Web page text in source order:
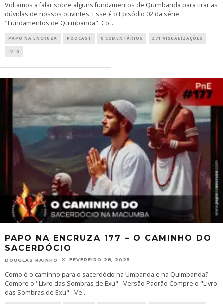
Voltamos a falar sobre alguns fundamentos de Quimbanda para tirar as
dúvidas de nossos ouvintes. Esse é o Episódio 02 da série
"Fundamentos de Quimbanda". Co...
PAPO NA ENCRUZA PODCAST 0 COMENTÁRIOS 371 VISUALIZAÇÕES
0
PAPO NA ENCRUZA 177 – O CAMINHO DO
SACERDÓCIO
DOUGLAS RAINHO FEVEREIRO 28, 2025
Como é o caminho para o sacerdócio na Umbanda e na Quimbanda?
Compre o "Livro das Sombras de Exu" - Versão Padrão Compre o "Livro
das Sombras de Exu" - Ve...